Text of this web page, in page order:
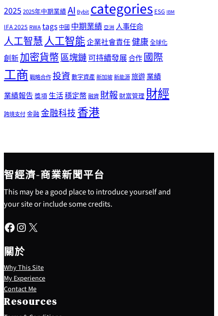
20252025年中期業績AI Bybitcategories ESG IBM
IFA 2025 RWAtags 中國 中期業績 亞洲 人事任命
人工智慧人工智能企業社會責任健康全球化
創新加密貨幣區塊鏈可持續發展合作國際
工商 戰略合作投資數字資產新加坡新能源旅遊業績
業績報告 獎項生活穩定幣融資 財報 財富管理財經
跨境支付金融 金融科技香港
智經濟-商業新聞平台
This may be a good place to introduce yourself and
your site or include some credits.
Facebook Instagram X
關於
Why This Site
My Experience
Contact Me
Resources